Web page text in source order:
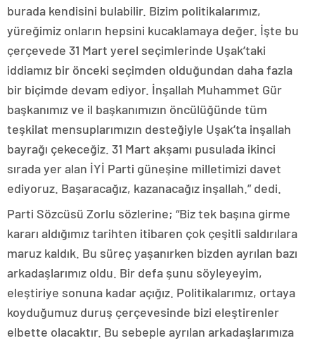
burada kendisini bulabilir. Bizim politikalarımız,
yüreğimiz onların hepsini kucaklamaya değer. İşte bu
çerçevede 31 Mart yerel seçimlerinde Uşak’taki
iddiamız bir önceki seçimden olduğundan daha fazla
bir biçimde devam ediyor. İnşallah Muhammet Gür
başkanımız ve il başkanımızın öncülüğünde tüm
teşkilat mensuplarımızın desteğiyle Uşak’ta inşallah
bayrağı çekeceğiz. 31 Mart akşamı pusulada ikinci
sırada yer alan İYİ Parti güneşine milletimizi davet
ediyoruz. Başaracağız, kazanacağız inşallah.” dedi.
Parti Sözcüsü Zorlu sözlerine; “Biz tek başına girme
kararı aldığımız tarihten itibaren çok çeşitli saldırılara
maruz kaldık. Bu süreç yaşanırken bizden ayrılan bazı
arkadaşlarımız oldu. Bir defa şunu söyleyeyim,
eleştiriye sonuna kadar açığız. Politikalarımız, ortaya
koyduğumuz duruş çerçevesinde bizi eleştirenler
elbette olacaktır. Bu sebeple ayrılan arkadaşlarımıza